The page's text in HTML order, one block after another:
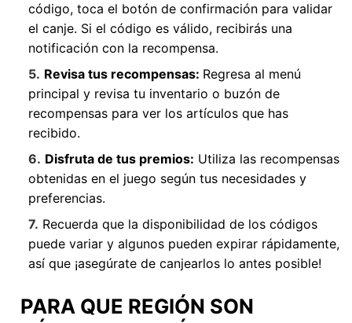
código, toca el botón de confirmación para validar
el canje. Si el código es válido, recibirás una
notificación con la recompensa.
Revisa tus recompensas: Regresa al menú
principal y revisa tu inventario o buzón de
recompensas para ver los artículos que has
recibido.
Disfruta de tus premios: Utiliza las recompensas
obtenidas en el juego según tus necesidades y
preferencias.
Recuerda que la disponibilidad de los códigos
puede variar y algunos pueden expirar rápidamente,
así que ¡asegúrate de canjearlos lo antes posible!
PARA QUE REGIÓN SON